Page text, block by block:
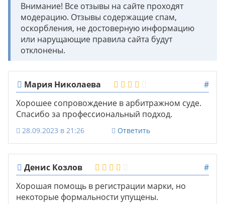
Внимание! Все отзывы на сайте проходят
модерацию. Отзывы содержащие спам,
оскорбления, не достоверную информацию
или нарущающие правила сайта будут
отклонены.
Мария Николаева
#
Хорошее сопровождение в арбитражном суде.
Спасибо за профессиональный подход.
28.09.2023 в 21:26 Ответить
Денис Козлов
#
Хорошая помощь в регистрации марки, но
некоторые формальности упущены.